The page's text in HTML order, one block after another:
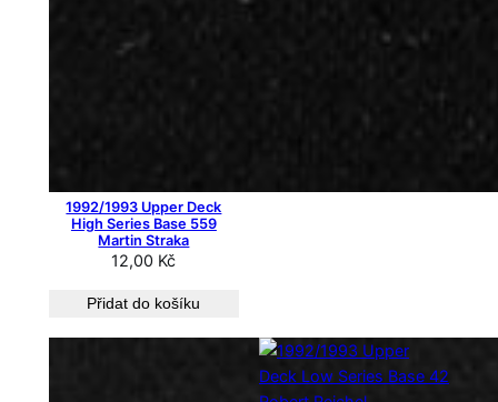
1992/1993 Upper Deck
High Series Base 559
Martin Straka
12,00 Kč
Přidat do košíku